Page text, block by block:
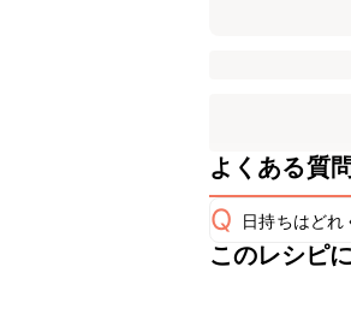
よくある質問
Q 日持ちはどれ
保存期間は
このレシピ